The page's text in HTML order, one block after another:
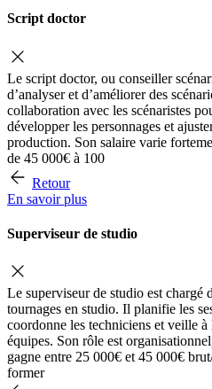
Script doctor
Le script doctor, ou conseiller
d’analyser et d’améliorer des
collaboration avec les scénaristes
développer les personnages et
production. Son salaire varie
de 45 000€ à 100
Retour
En savoir plus
Superviseur de studio
Le superviseur de studio est chargé
tournages en studio. Il planifie les
coordonne les techniciens et veille
équipes. Son rôle est
gagne entre 25 000€ et 45 000€
former